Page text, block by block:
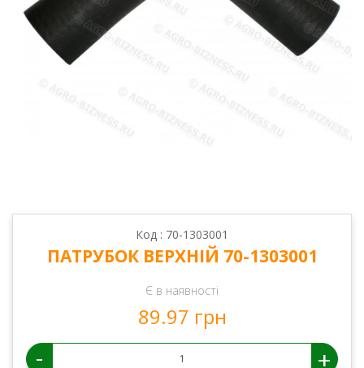
Код : 70-1303001
ПАТРУБОК ВЕРХНІЙ 70-1303001
Є в наявності
89.97 грн
- +